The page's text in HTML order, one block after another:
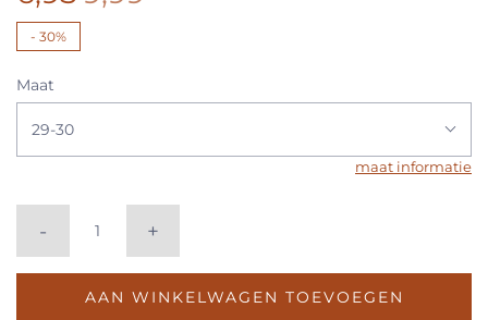
- 30%
Maat
29-30
maat informatie
- +
AAN WINKELWAGEN TOEVOEGEN